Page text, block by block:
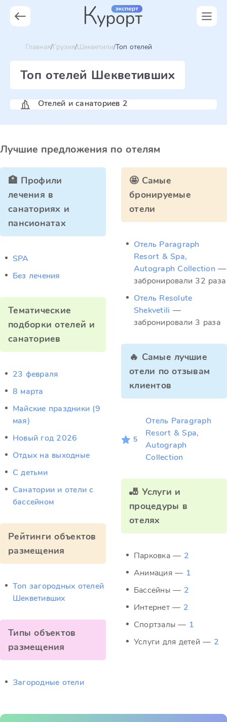
Главная Грузия Шекветили Топ отелей
Топ отелей Шекветивших
Отелей и санаториев 2
Лучшие предложения по отелям
🏥 Профили
лечения в
санаториях и
пансионатах
SPA
Без лечения
Тематические
подборки отелей и
санаториев
23 февраля
8 марта
Майские праздники (9
мая)
Новый год 2026
Отдых на выходные
С детьми
Санатории и отели с
бассейном
Рейтинги объектов
размещения
Топ загородных отелей
Шекветивших
Типы объектов
размещения
Загородные отели
🤩 Самые
бронируемые
отели
Отель Paragraph
Resort & Spa,
Autograph Collection —
забронировали 32 раза
Отель Resolute
Shekvetili —
забронировали 3 раза
🔥 Самые лучшие
отели по отзывам
клиентов
5
Отель Paragraph
Resort & Spa,
Autograph
Collection
🎳 Услуги и
процедуры в
отелях
Парковка — 2
Анимация — 1
Бассейны — 2
Интернет — 2
Спортзалы — 1
Услуги для детей — 2